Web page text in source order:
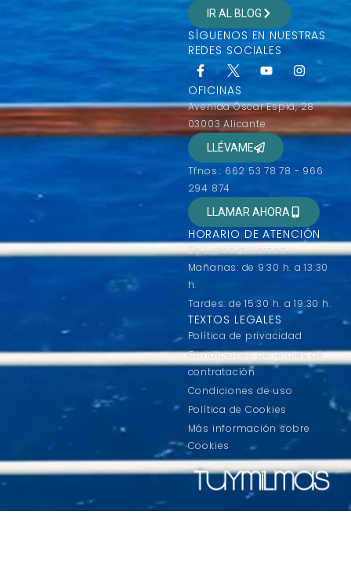
IR AL BLOG
SÍGUENOS EN NUESTRAS
REDES SOCIALES
OFICINAS
Avenida Óscar Esplá, 28
03003 Alicante
LLÉVAME
Tfnos.: 662 53 78 78 - 966
294 874
LLAMAR AHORA
HORARIO DE ATENCIÓN
De Lunes a Viernes
Mañanas: de 9:30 h. a 13:30
h.
Tardes: de 15:30 h. a 19:30 h.
TEXTOS LEGALES
Política de privacidad
Condiciones generales de
contratación
Condiciones de uso
Política de Cookies
Más información sobre
Cookies